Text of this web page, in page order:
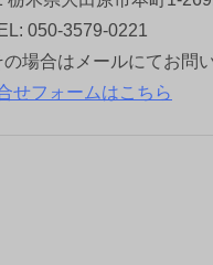
050-3579-0221
場合はメールにてお問
せフォームはこちら